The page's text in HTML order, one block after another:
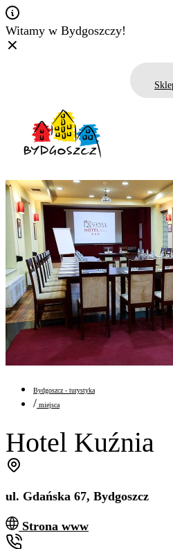
Witamy w Bydgoszczy!
Bydgoszcz - turystyka
/ miejsca
Hotel Kuźnia
ul. Gdańska 67, Bydgoszcz
Strona www